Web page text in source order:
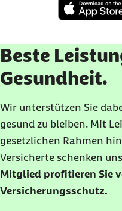
Beste
Gesundheit.
Wir unterstützen Sie
gesund zu bleiben. Mit
gesetzlichen Rahmen
Versicherte schenken
Mitglied profitieren Sie
Versicherungsschutz.